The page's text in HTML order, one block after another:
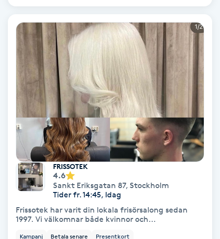
Vinyasa Yoga
Volymfransar
Yin Yoga
Yoga
Yoga Nidra
Yogamassage
Zonterapi
FRISSOTEK
4.6
Sankt Eriksgatan 87, Stockholm
Tider fr. 14:45, Idag
Frissotek har varit din lokala frisörsalong sedan
1997. Vi välkomnar både kvinnor och...
Kampanj Betala senare Presentkort